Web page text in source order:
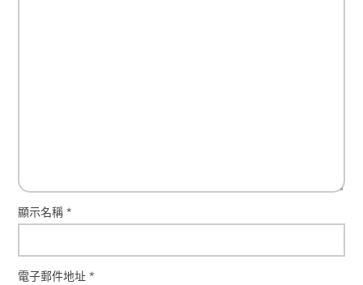
顯示名稱*
電子郵件地址*